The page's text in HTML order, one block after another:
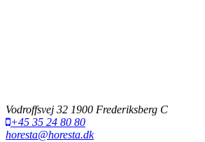
Vodroffsvej 32 1900 Frederiksberg C
+45 35 24 80 80
horesta@horesta.dk